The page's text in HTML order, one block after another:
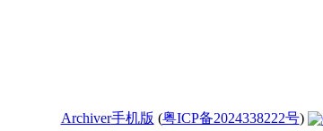
Archiver手机版 (粤ICP备2024338222号)